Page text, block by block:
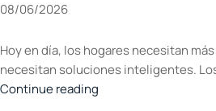
08/06/2026
Hoy en día, los hogares necesitan
necesitan soluciones inteligentes.
Continue reading